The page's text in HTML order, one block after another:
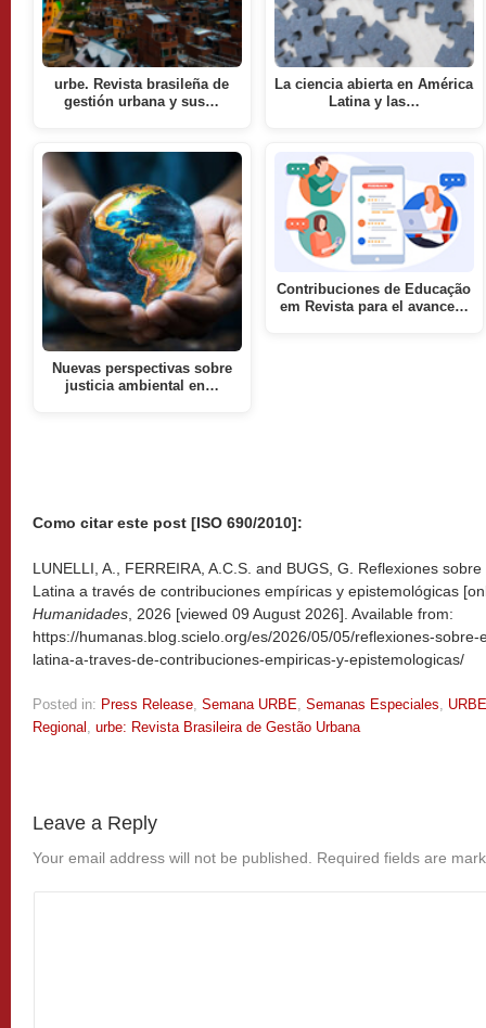
urbe. Revista brasileña de
gestión urbana y sus…
Nuevas perspectivas sobre
justicia ambiental en…
La ciencia abierta en América
Latina y las…
Contribuciones de Educação
em Revista para el avance…
Como citar este post [ISO 690/2010]:
LUNELLI, A., FERREIRA, A.C.S. and BUGS, G. Reflexiones
Latina a través de contribuciones empíricas y epistemológicas
Humanidades , 2026 [viewed 09 August 2026]. Available from:
https://humanas.blog.scielo.org/es/2026/05/05/reflexiones-
latina-a-traves-de-contribuciones-empiricas-y-epistemologicas/
Posted in: Press Release Semana URBE Semanas Especiales
URBE
Regional urbe: Revista Brasileira de Gestão Urbana
Leave a Reply
Your email address will not be published. Required fields are